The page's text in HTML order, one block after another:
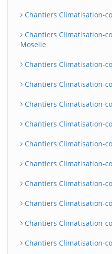
Chantiers Climatisation-
Chantiers Climatisation-
Moselle
Chantiers Climatisation-
Chantiers Climatisation-
Chantiers Climatisation-
Chantiers Climatisation-
Chantiers Climatisation-
Chantiers Climatisation-
Chantiers Climatisation-
Chantiers Climatisation-
Chantiers Climatisation-
Chantiers Climatisation-